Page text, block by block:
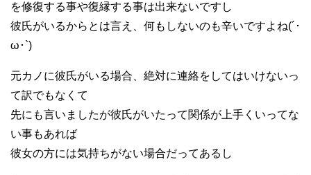
を修復する事や復縁する事は出来ないですし
彼氏がいるからとは言え、何もしないのも辛いですよね(´･
ω･`)
元カノに彼氏がいる場合、絶対に連絡をしてはいけないっ
て訳でもなくて
先にも言いましたが彼氏がいたって関係が上手くいってな
い事もあれば
彼女の方には気持ちがない場合だってあるし